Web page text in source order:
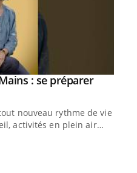
: se préparer
nouveau rythme de vie !
activités en plein air…